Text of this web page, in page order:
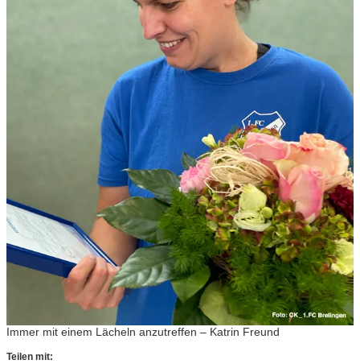
Immer mit einem Lächeln anzutreffen – Katrin Freund
Teilen mit: